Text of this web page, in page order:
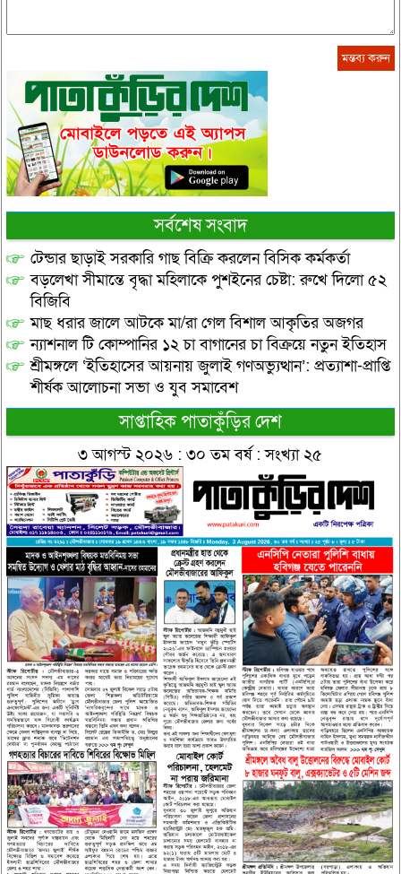
সর্বশেষ সংবাদ
টেন্ডার ছাড়াই সরকারি গাছ বিক্রি করলেন বিসিক কর্মকর্তা
বড়লেখা সীমান্তে বৃদ্ধা মহিলাকে পুশইনের চেষ্টা: রুখে দিলো ৫২
বিজিবি
মাছ ধরার জালে আটকে মা/রা গেল বিশাল আকৃতির অজগর
ন্যাশনাল টি কোম্পানির ১২ চা বাগানের চা বিক্রয়ে নতুন ইতিহাস
শ্রীমঙ্গলে ‘ইতিহাসের আয়নায় জুলাই গণঅভ্যুত্থান’: প্রত্যাশা-প্রাপ্তি
শীর্ষক আলোচনা সভা ও যুব সমাবেশ
সাপ্তাহিক পাতাকুঁড়ির দেশ
৩ আগস্ট ২০২৬ : ৩০ তম বর্ষ : সংখ্যা ২৫